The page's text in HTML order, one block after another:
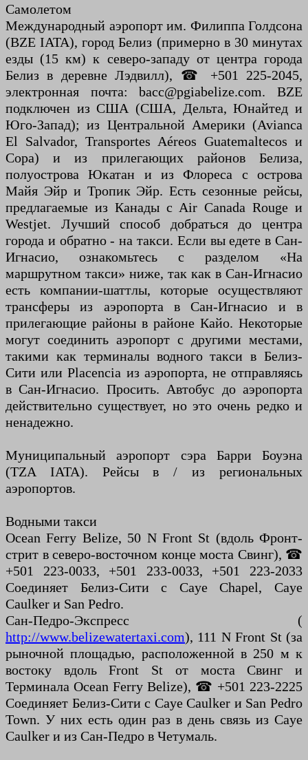
Самолетом
Международный аэропорт им. Филиппа Голдсона
(BZE IATA), город Белиз (примерно в 30 минутах
езды (15 км) к северо-западу от центра города
Белиз в деревне Лэдвилл), ☎ +501 225-2045,
электронная почта: bacc@pgiabelize.com. BZE
подключен из США (США, Дельта, Юнайтед и
Юго-Запад); из Центральной Америки (Avianca
El Salvador, Transportes Aéreos Guatemaltecos и
Copa) и из прилегающих районов Белиза,
полуострова Юкатан и из Флореса с острова
Майя Эйр и Тропик Эйр. Есть сезонные рейсы,
предлагаемые из Канады с Air Canada Rouge и
Westjet. Лучший способ добраться до центра
города и обратно - на такси. Если вы едете в Сан-
Игнасио, ознакомьтесь с разделом «На
маршрутном такси» ниже, так как в Сан-Игнасио
есть компании-шаттлы, которые осуществляют
трансферы из аэропорта в Сан-Игнасио и в
прилегающие районы в районе Кайо. Некоторые
могут соединить аэропорт с другими местами,
такими как терминалы водного такси в Белиз-
Сити или Placencia из аэропорта, не отправляясь
в Сан-Игнасио. Просить. Автобус до аэропорта
действительно существует, но это очень редко и
ненадежно.
Муниципальный аэропорт сэра Барри Боуэна
(TZA IATA). Рейсы в / из региональных
аэропортов.
Водными такси
Ocean Ferry Belize, 50 N Front St (вдоль Фронт-
стрит в северо-восточном конце моста Свинг), ☎
+501 223-0033, +501 233-0033, +501 223-2033
Соединяет Белиз-Сити с Caye Chapel, Caye
Caulker и San Pedro.
Сан-Педро-Экспресс (
http://www.belizewatertaxi.com), 111 N Front St (за
рыночной площадью, расположенной в 250 м к
востоку вдоль Front St от моста Свинг и
Терминала Ocean Ferry Belize), ☎ +501 223-2225
Соединяет Белиз-Сити с Caye Caulker и San Pedro
Town. У них есть один раз в день связь из Caye
Caulker и из Сан-Педро в Четумаль.